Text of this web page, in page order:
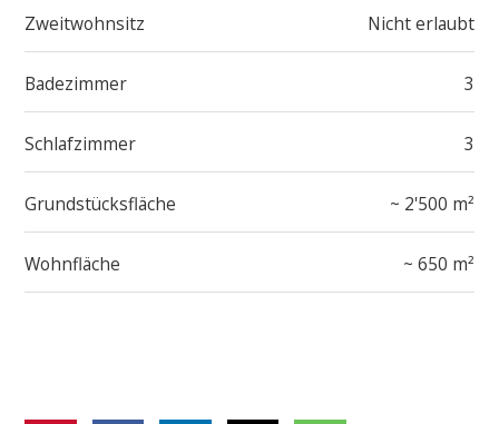
Zweitwohnsitz Nicht erlaubt
Badezimmer 3
Schlafzimmer 3
Grundstücksfläche ~ 2'500 m²
Wohnfläche ~ 650 m²